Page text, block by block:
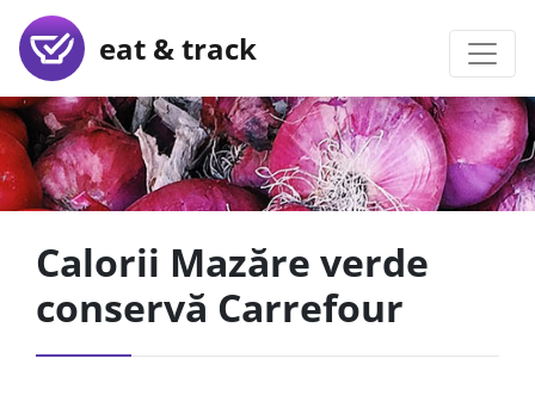
eat & track
Calorii Mazăre verde
conservă Carrefour